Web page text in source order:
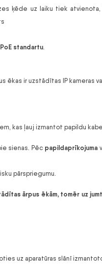
ķēde uz laiku tiek
standartu.
ēkas ir uzstādītas IP kameras
kas ļauj izmantot papildu
sienas. Pēc papildaprīkojuma
pārspriegumu.
ārpus ēkām, tomēr uz
uz aparatūras slānī